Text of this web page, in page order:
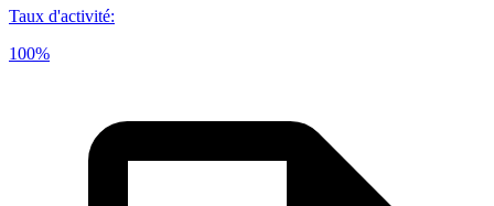
Taux d'activité:
100%